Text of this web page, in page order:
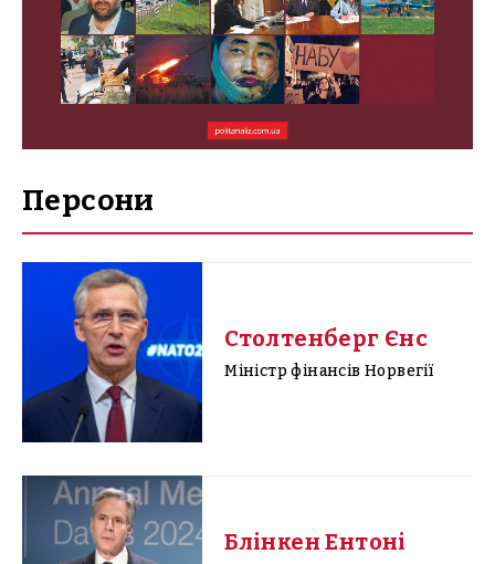
Персони
Столтенберг Єнс
Міністр фінансів Норвегії
Блінкен Ентоні